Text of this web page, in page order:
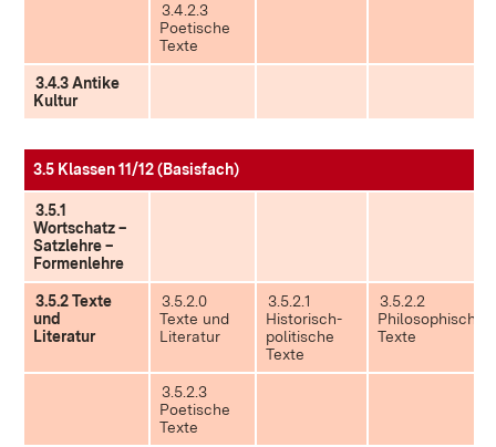
3.4.2.3
Poetische
Texte
3.4.3 Antike
Kultur
3.5 Klassen 11/12 (Basisfach)
3.5.1
Wortschatz –
Satzlehre –
Formenlehre
3.5.2 Texte
und
Literatur
3.5.2.0
Texte und
Literatur
3.5.2.1
Historisch-
politische
Texte
3.5.2.2
Philosophische
Texte
3.5.2.3
Poetische
Texte